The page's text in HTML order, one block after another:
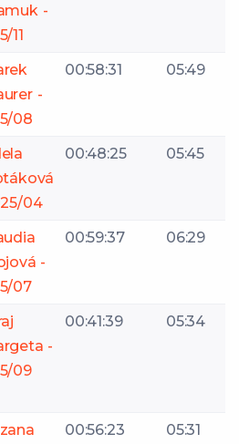
-
11
-
08
00:58:31 05:49
04
00:48:25 05:45
-
07
00:59:37 06:29
-
09
00:41:39 05:34
00:56:23 05:31